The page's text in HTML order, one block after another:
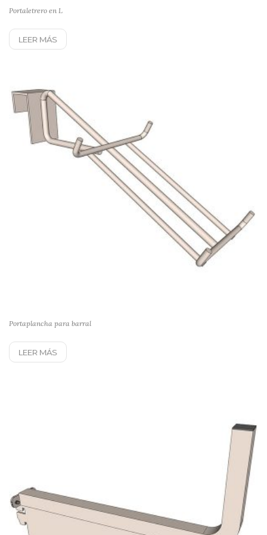
Portaletrero en L
LEER MÁS
Portaplancha para barral
LEER MÁS